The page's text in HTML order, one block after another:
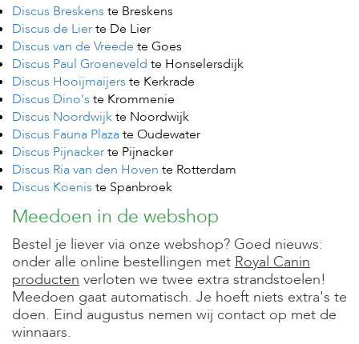
t
t
e
n
K
n
a
a
g
d
i
e
e
V
o
g
e
l
s
Discus Breskens te Breskens
Discus de Lierte De Lier
Discus van de Vreede te Goes
Discus Paul Groeneveld te Honselersdijk
Discus Hooijmaijers te Kerkrade
Discus Dino's te Krommenie
Discus Noordwijkte Noordwijk
Discus Fauna Plaza te Oudewater
Discus Pijnackerte Pijnacker
Discus Ria van den Hoven te Rotterdam
Discus Koenis te Spanbroek
Meedoen in de webshop
Bestel je liever via onze webshop? Goed nieuws:
onder alle online bestellingen met Royal Canin
producten verloten we twee extra strandstoelen!
Meedoen gaat automatisch. Je hoeft niets extra's te
doen. Eind augustus nemen wij contact op met de
winnaars.